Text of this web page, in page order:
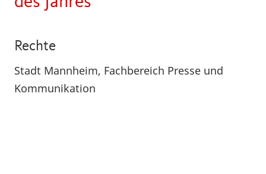
Rechte
Stadt Mannheim, Fachbereich Presse und
Kommunikation